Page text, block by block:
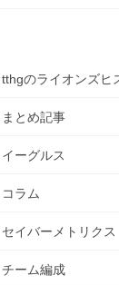
tthgのライオンズヒ
まとめ記事
イーグルス
コラム
セイバーメトリクス
チーム編成